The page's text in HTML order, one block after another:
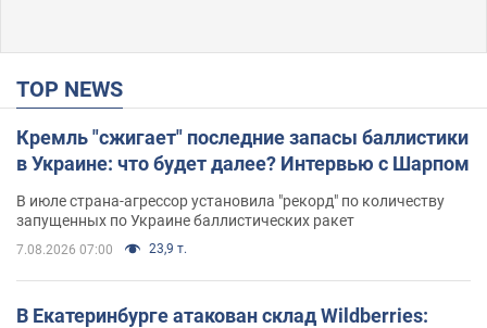
TOP NEWS
Кремль "сжигает" последние запасы баллистики
в Украине: что будет далее? Интервью с Шарпом
В июле страна-агрессор установила "рекорд" по количеству
запущенных по Украине баллистических ракет
7.08.2026 07:00 23,9 т.
В Екатеринбурге атакован склад Wildberries: